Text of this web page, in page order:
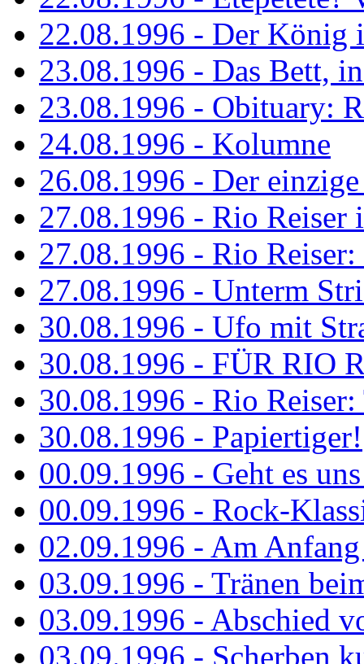
22.08.1996 - Der König
23.08.1996 - Das Bett,
23.08.1996 - Obituary:
24.08.1996 - Kolumne
26.08.1996 - Der
27.08.1996 - Rio Reiser
27.08.1996 - Rio
27.08.1996 - Unterm
30.08.1996 - Ufo mit
30.08.1996 - FÜR RIO
30.08.1996 - Rio
30.08.1996 - Papiertiger!
00.09.1996 - Geht es
00.09.1996 - Rock-
02.09.1996 - Am
03.09.1996 - Tränen
03.09.1996 - Abschied
03.09.1996 - Scherben